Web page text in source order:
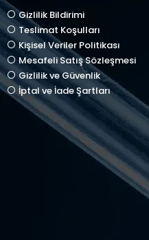
Gizlilik Bildirimi
Teslimat Koşulları
Kişisel Veriler Politikası
Mesafeli Satış Sözleşmesi
Gizlilik ve Güvenlik
İptal ve İade Şartları